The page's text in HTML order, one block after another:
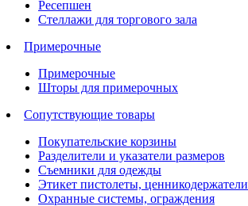
Ресепшен
Стеллажи для торгового зала
Примерочные
Примерочные
Шторы для примерочных
Сопутствующие товары
Покупательские корзины
Разделители и указатели размеров
Съемники для одежды
Этикет пистолеты, ценникодержатели
Охранные системы, ограждения